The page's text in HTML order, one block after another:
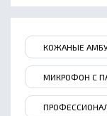
КОЖАНЫЕ
МИКРОФОН С